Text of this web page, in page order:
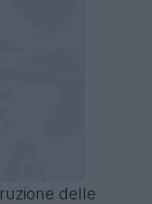
delle